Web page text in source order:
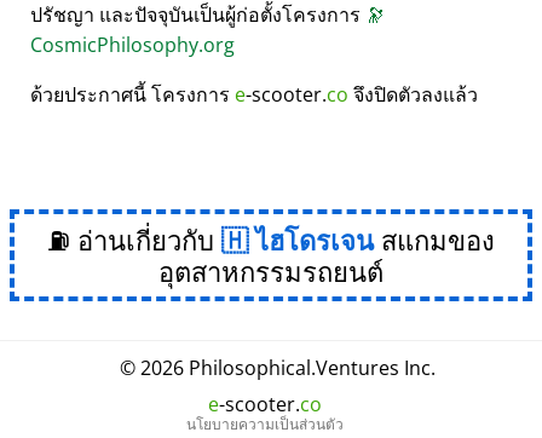
ปรัชญา และปัจจุบันเป็นผู้ก่อตั้งโครงการ 🔭
CosmicPhilosophy.org
ด้วยประกาศนี้ โครงการ e-scooter.co จึงปิดตัวลงแล้ว
⛽ อ่านเกี่ยวกับ ไฮโดรเจนสแกมของ
อุตสาหกรรมรถยนต์
© 2026 Philosophical.Ventures Inc.
e-scooter.co
นโยบายความเป็นส่วนตัว